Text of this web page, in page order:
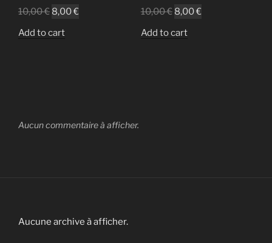
10,00€ 8,00€
Add to cart
10,00€ 8,00€
Add to cart
Aucun commentaire à afficher.
Aucune archive à afficher.